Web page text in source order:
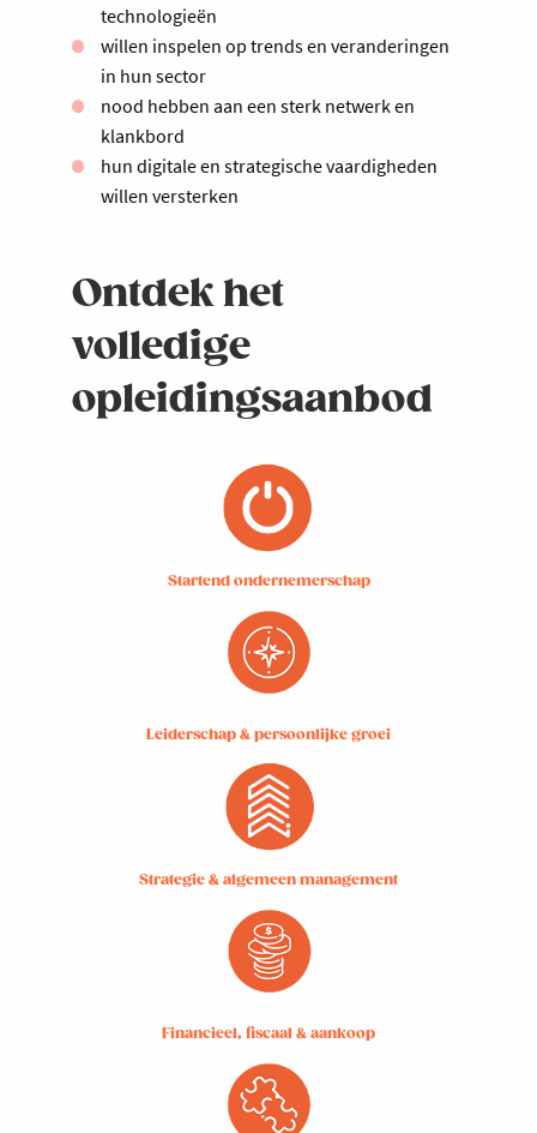
technologieën
willen inspelen op trends en veranderingen
in hun sector
nood hebben aan een sterk netwerk en
klankbord
hun digitale en strategische vaardigheden
willen versterken
Ontdek het
volledige
opleidingsaanbod
Startend ondernemerschap
Leiderschap & persoonlijke groei
Strategie & algemeen management
Financieel, fiscaal & aankoop